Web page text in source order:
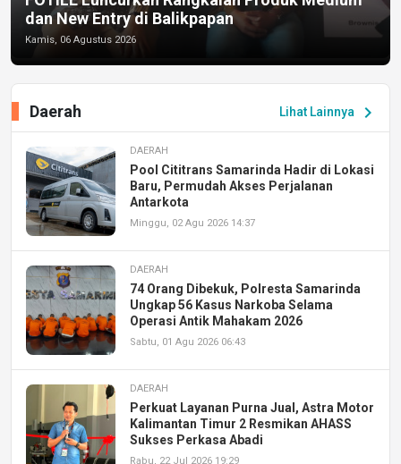
dan New Entry di Balikpapan
Kamis, 06 Agustus 2026
Lihat Lainnya chevron_right
Daerah
DAERAH
Pool Cititrans Samarinda Hadir di Lokasi
Baru, Permudah Akses Perjalanan
Antarkota
Minggu, 02 Agu 2026 14:37
DAERAH
74 Orang Dibekuk, Polresta Samarinda
Ungkap 56 Kasus Narkoba Selama
Operasi Antik Mahakam 2026
Sabtu, 01 Agu 2026 06:43
DAERAH
Perkuat Layanan Purna Jual, Astra Motor
Kalimantan Timur 2 Resmikan AHASS
Sukses Perkasa Abadi
Rabu, 22 Jul 2026 19:29